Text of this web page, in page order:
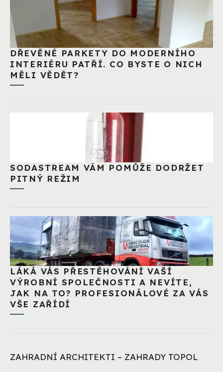
DŘEVĚNÉ PARKETY DO MODERNÍHO
INTERIÉRU PATŘÍ. CO BYSTE O NICH
MĚLI VĚDĚT?
SODASTREAM VÁM POMŮŽE DODRŽET
PITNÝ REŽIM
LÁKÁ VÁS PŘESTĚHOVÁNÍ VAŠÍ
VÝROBNÍ SPOLEČNOSTI A NEVÍTE,
JAK NA TO? PROFESIONÁLOVÉ ZA VÁS
VŠE ZAŘÍDÍ
ZAHRADNÍ ARCHITEKTI – ZAHRADY TOPOL